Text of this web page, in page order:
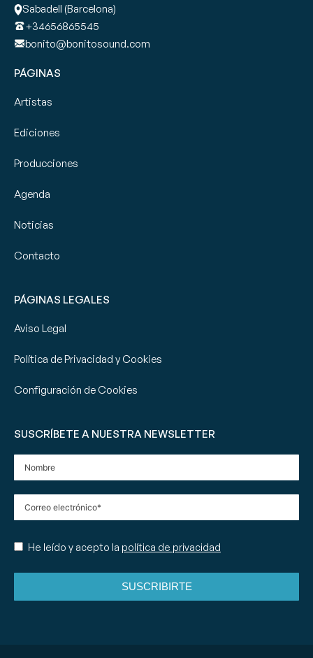
Sabadell (Barcelona)
+34656865545
bonito@bonitosound.com
PÁGINAS
Artistas
Ediciones
Producciones
Agenda
Noticias
Contacto
PÁGINAS LEGALES
Aviso Legal
Política de Privacidad y Cookies
Configuración de Cookies
SUSCRÍBETE A NUESTRA NEWSLETTER
He leído y acepto la política de privacidad
SUSCRIBIRTE